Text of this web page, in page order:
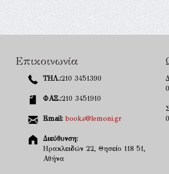
Επικοινωνία
ΤΗΛ.:210 3451390
ΦΑΞ.:210 3451910
Email: books@lemoni.gr
Διεύθυνση:
Ηρακλειδών 22, Θησείο 118 51,
Αθήνα